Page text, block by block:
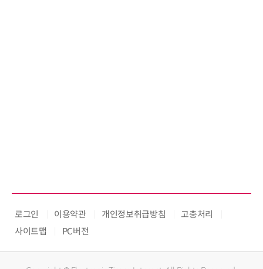
로그인 이용약관 개인정보취급방침
고충처리
사이트맵
PC버전